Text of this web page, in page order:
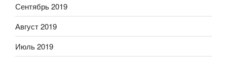
Сентябрь 2019
Август 2019
Июль 2019